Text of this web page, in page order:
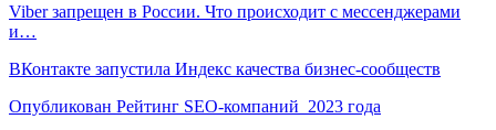
Viber запрещен в России. Что происходит с мессенджерами
и…
ВКонтакте запустила Индекс качества бизнес-сообществ
Опубликован Рейтинг SEO-компаний 2023 года